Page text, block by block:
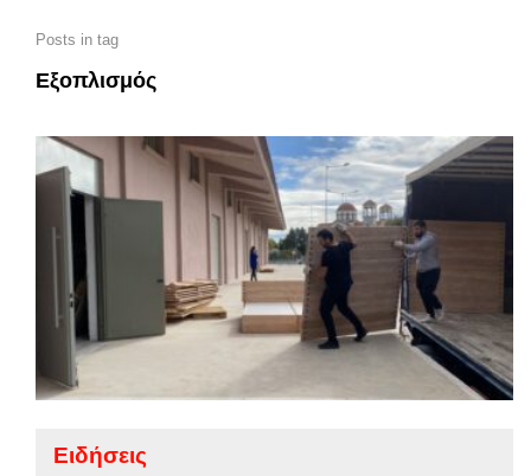
Posts in tag
Εξοπλισμός
Ειδήσεις